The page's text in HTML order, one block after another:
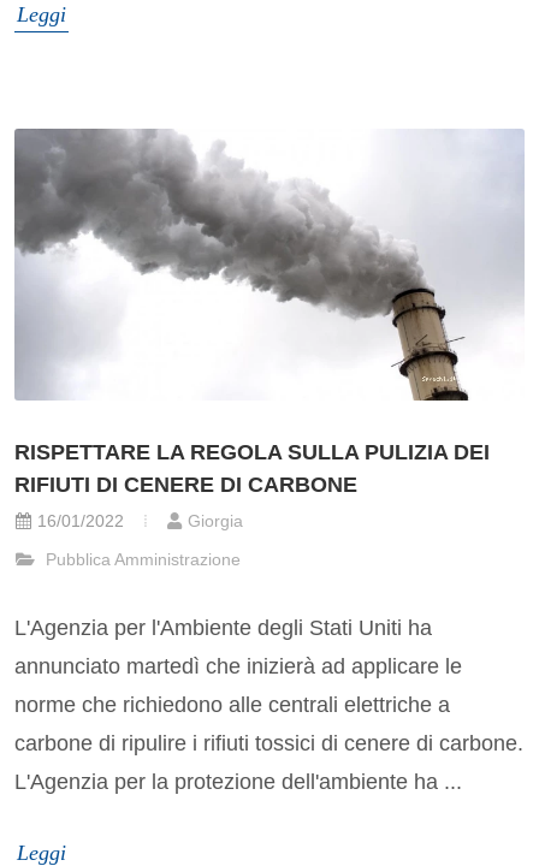
Leggi
RISPETTARE LA REGOLA SULLA PULIZIA DEI
RIFIUTI DI CENERE DI CARBONE
16/01/2022
Giorgia
Pubblica Amministrazione
L'Agenzia per l'Ambiente degli Stati Uniti ha
annunciato martedì che inizierà ad applicare le
norme che richiedono alle centrali elettriche a
carbone di ripulire i rifiuti tossici di cenere di carbone.
L'Agenzia per la protezione dell'ambiente ha ...
Leggi